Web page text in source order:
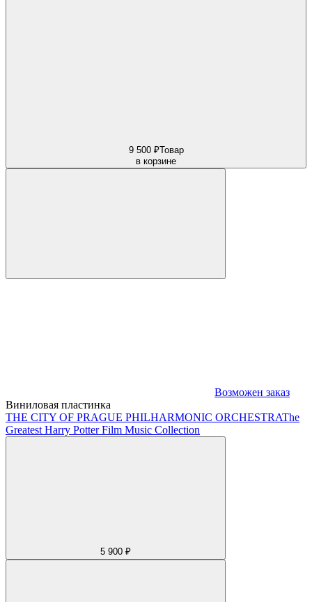
9 500 ₽Товар
в корзине
Возможен заказ
Виниловая пластинка
THE CITY OF PRAGUE PHILHARMONIC ORCHESTRAThe
Greatest Harry Potter Film Music Collection
5 900 ₽